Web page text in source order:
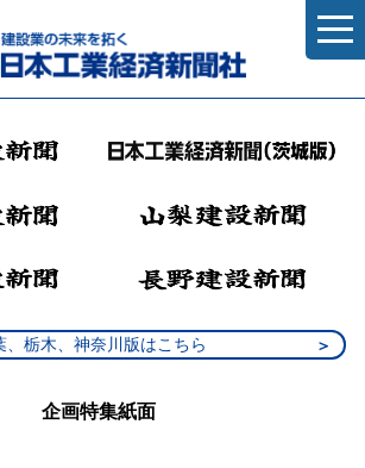
、栃木、神奈川版はこちら
企画特集紙面